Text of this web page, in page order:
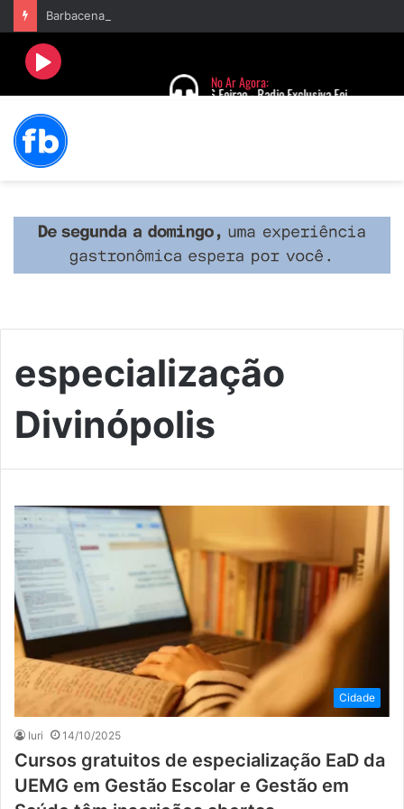
especialização
Divinópolis
Cidade
Iuri 14/10/2025
Cursos gratuitos de especialização EaD da
UEMG em Gestão Escolar e Gestão em